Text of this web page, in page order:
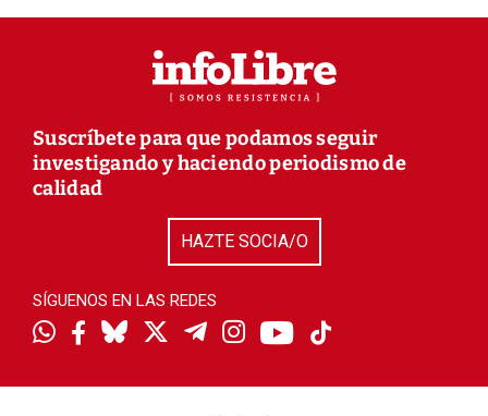
Suscríbete para que podamos seguir
investigando y haciendo periodismo de
calidad
HAZTE SOCIA/O
SÍGUENOS EN LAS REDES